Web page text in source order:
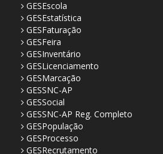
GESEscola
GESEstatística
GESFaturação
GESFeira
GESInventário
GESLicenciamento
GESMarcação
GESSNC-AP
GESSocial
GESSNC-AP Reg. Completo
GESPopulação
GESProcesso
GESRecrutamento